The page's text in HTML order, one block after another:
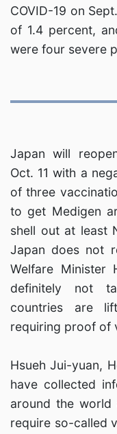
COVID-19 on
of 1.4 percent,
were four severe
Japan will
Oct. 11 with a
of three
to get Medigen
shell out at least
Japan does not
Welfare Minister
definitely not
countries are
requiring proof of
Hsueh Jui-yuan,
have collected
around the
require so-called